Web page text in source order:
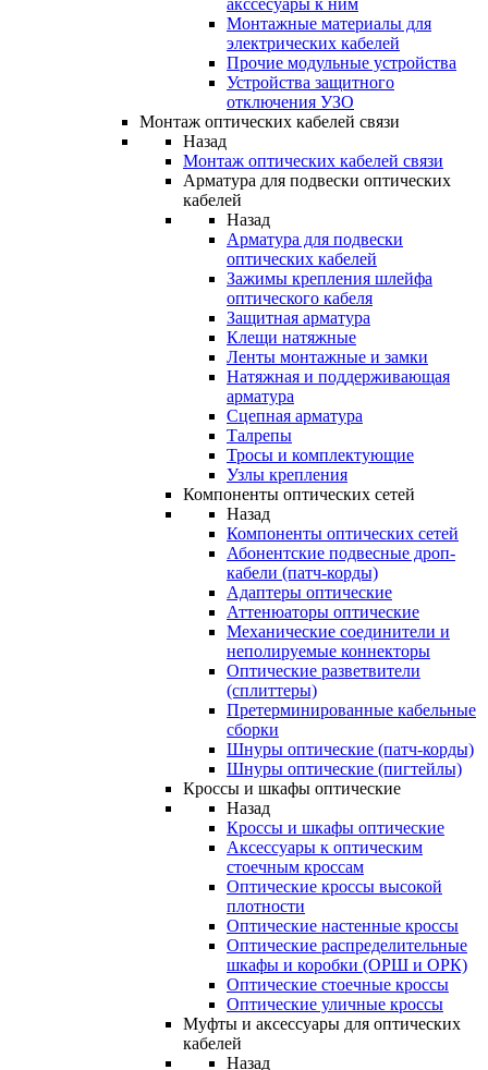
акссесуары к ним
Монтажные материалы для
электрических кабелей
Прочие модульные устройства
Устройства защитного
отключения УЗО
Монтаж оптических кабелей связи
Назад
Монтаж оптических кабелей связи
Арматура для подвески оптических
кабелей
Назад
Арматура для подвески
оптических кабелей
Зажимы крепления шлейфа
оптического кабеля
Защитная арматура
Клещи натяжные
Ленты монтажные и замки
Натяжная и поддерживающая
арматура
Сцепная арматура
Талрепы
Тросы и комплектующие
Узлы крепления
Компоненты оптических сетей
Назад
Компоненты оптических сетей
Абонентские подвесные дроп-
кабели (патч-корды)
Адаптеры оптические
Аттенюаторы оптические
Механические соединители и
неполируемые коннекторы
Оптические разветвители
(сплиттеры)
Претерминированные кабельные
сборки
Шнуры оптические (патч-корды)
Шнуры оптические (пигтейлы)
Кроссы и шкафы оптические
Назад
Кроссы и шкафы оптические
Аксессуары к оптическим
стоечным кроссам
Оптические кроссы высокой
плотности
Оптические настенные кроссы
Оптические распределительные
шкафы и коробки (ОРШ и ОРК)
Оптические стоечные кроссы
Оптические уличные кроссы
Муфты и аксессуары для оптических
кабелей
Назад